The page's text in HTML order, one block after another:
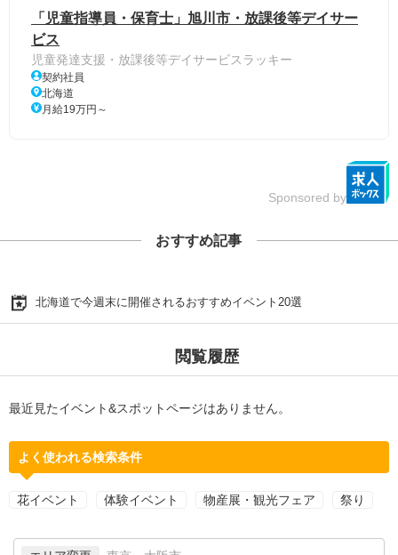
「児童指導員・保育士」旭川市・放課後等デイサー
ビス
児童発達支援・放課後等デイサービスラッキー
契約社員
北海道
月給19万円～
Sponsored by
おすすめ記事
北海道で今週末に開催されるおすすめイベント20選
閲覧履歴
最近見たイベント&スポットページはありません。
よく使われる検索条件
花イベント 体験イベント 物産展・観光フェア 祭り